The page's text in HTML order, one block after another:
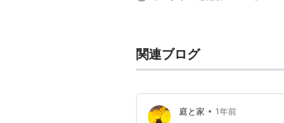
関連ブログ
庭と家 • 1年前